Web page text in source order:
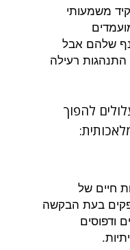
משמעותי
שלהם אבל
רעילה
להפוך
חיים של
בעת הבקשה
ודפוסים